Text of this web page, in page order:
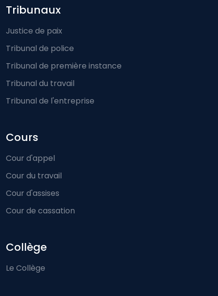
Footer-menu
Tribunaux
Justice de paix
Tribunal de police
Tribunal de première instance
Tribunal du travail
Tribunal de l'entreprise
Cours
Cour d'appel
Cour du travail
Cour d'assises
Cour de cassation
Collège
Le Collège